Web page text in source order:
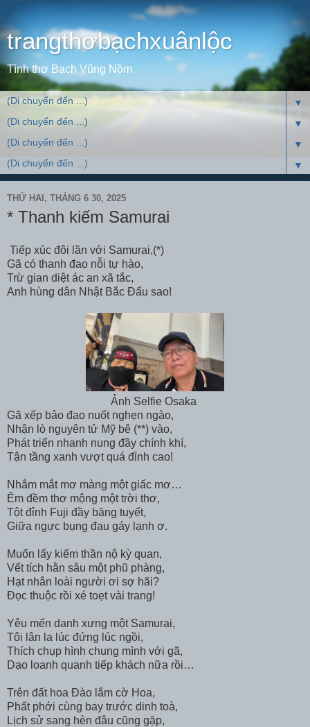
trangthơbạchxuânlộc
Tình thơ Bạch Vũng Nồm
▼
▼
▼
▼
THỨ HAI, THÁNG 6 30, 2025
* Thanh kiếm Samurai
Tiếp xúc đôi lần với Samurai,(*)
Gã có thanh đao nỗi tự hào,
Trừ gian diệt ác an xã tắc,
Anh hùng dân Nhật Bắc Đẩu sao!
Ảnh Selfie Osaka
Gã xếp bảo đao nuốt nghẹn ngào,
Nhận lò nguyên tử Mỹ bê (**) vào,
Phát triển nhanh nung đầy chính khí,
Tận tầng xanh vượt quá đỉnh cao!
Nhắm mắt mơ màng một giấc mơ…
Êm đềm thơ mộng một trời thơ,
Tột đỉnh Fuji đầy băng tuyết,
Giữa ngực bụng đau gáy lạnh ơ.
Muốn lấy kiếm thần nộ kỳ quan,
Vết tích hằn sâu một phũ phàng,
Hạt nhân loài người ơi sợ hãi?
Đọc thuộc rồi xé toẹt vài trang!
Yêu mến danh xưng một Samurai,
Tôi lân la lúc đứng lúc ngồi,
Thích chụp hình chung mình với gã,
Dạo loanh quanh tiếp khách nữa rồi…
Trên đất hoa Đào lắm cờ Hoa,
Phất phới cùng bay trước dinh toà,
Lịch sử sang hèn đâu cũng gặp,